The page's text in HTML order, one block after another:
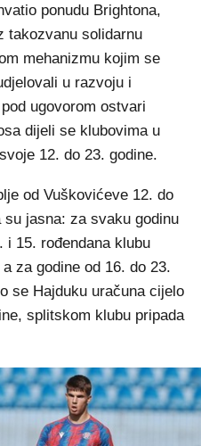
ponudu Brightona,
takozvanu solidarnu
mehanizmu kojim se
u razvoju i
ugovorom ostvari
dijeli se klubovima u
12. do 23. godine.
od Vuškovićeve 12. do
su jasna: za svaku godinu
i 15. rođendana klubu
za godine od 16. do 23.
se Hajduku uračuna cijelo
splitskom klubu pripada